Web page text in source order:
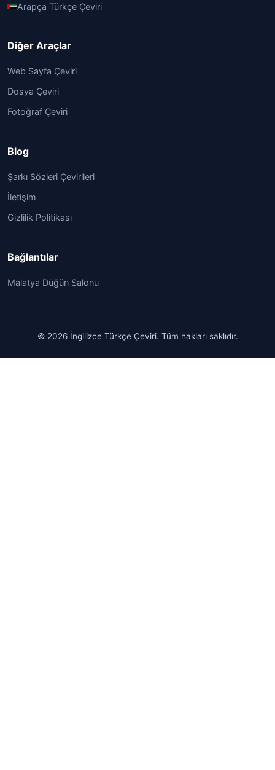
Arapça Türkçe Çeviri
Diğer Araçlar
Web Sayfa Çeviri
Dosya Çeviri
Fotoğraf Çeviri
Blog
Şarkı Sözleri Çevirileri
İletişim
Gizlilik Politikası
Bağlantılar
Malatya Düğün Salonu
© 2026 İngilizce Türkçe Çeviri. Tüm hakları saklıdır.